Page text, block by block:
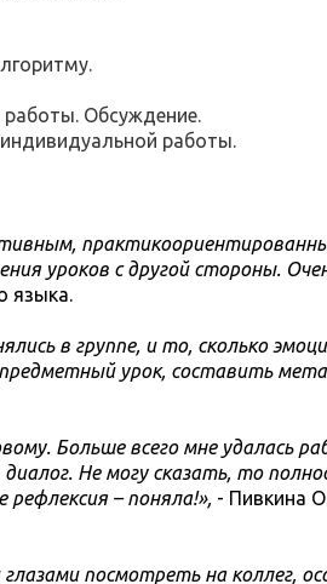
работы. Обсуждение.
работы.
уроков с другой стороны.
языка.
в группе, и то, сколько
урок, составить
Больше всего мне удалась
диалог. Не могу сказать, то
– поняла!», - Пивкина
посмотреть на коллег,